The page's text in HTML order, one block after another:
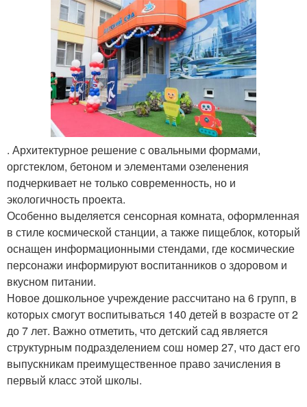
. Архитектурное решение с овальными формами,
оргстеклом, бетоном и элементами озеленения
подчеркивает не только современность, но и
экологичность проекта.
Особенно выделяется сенсорная комната, оформленная
в стиле космической станции, а также пищеблок, который
оснащен информационными стендами, где космические
персонажи информируют воспитанников о здоровом и
вкусном питании.
Новое дошкольное учреждение рассчитано на 6 групп, в
которых смогут воспитываться 140 детей в возрасте от 2
до 7 лет. Важно отметить, что детский сад является
структурным подразделением сош номер 27, что даст его
выпускникам преимущественное право зачисления в
первый класс этой школы.